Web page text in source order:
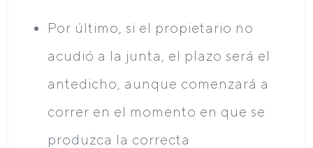
Por último, si el propietario no
acudió a la junta, el plazo será el
antedicho, aunque comenzará a
correr en el momento en que se
produzca la correcta